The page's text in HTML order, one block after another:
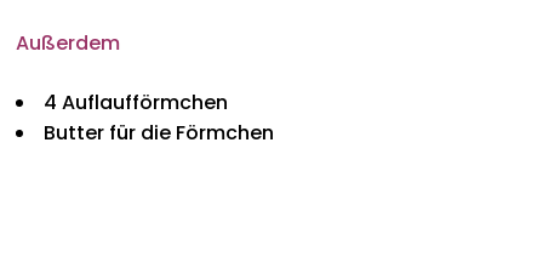
Außerdem
4 Auflaufförmchen
Butter für die Förmchen